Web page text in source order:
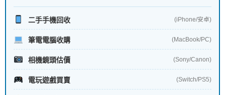
二手手機回收 (iPhone/安卓)
筆電電腦收購 (MacBook/PC)
相機鏡頭估價 (Sony/Canon)
電玩遊戲買賣 (Switch/PS5)